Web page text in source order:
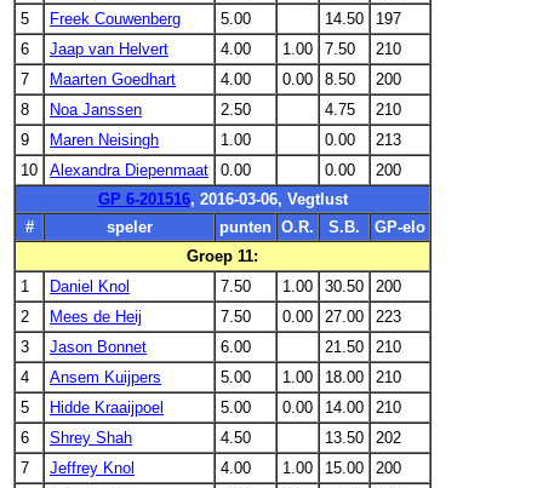
5
Freek Couwenberg 5.00 14.50
197
6
Jaap van Helvert 4.00 1.00 7.50
210
7
Maarten Goedhart 4.00 0.00 8.50
200
8
Noa Janssen 2.50 4.75
210
9
Maren Neisingh 1.00 0.00
213
10
Alexandra Diepenmaat 0.00 0.00
200
GP 6-201516, 2016-03-06, Vegtlust
#
speler punten O.R. S.B.
GP-elo
Groep 11:
1
Daniel Knol 7.50 1.00 30.50
200
2
Mees de Heij 7.50 0.00 27.00
223
3
Jason Bonnet 6.00 21.50
210
4
Ansem Kuijpers 5.00 1.00 18.00
210
5
Hidde Kraaijpoel 5.00 0.00 14.00
210
6
Shrey Shah 4.50 13.50
202
7
Jeffrey Knol 4.00 1.00 15.00
200